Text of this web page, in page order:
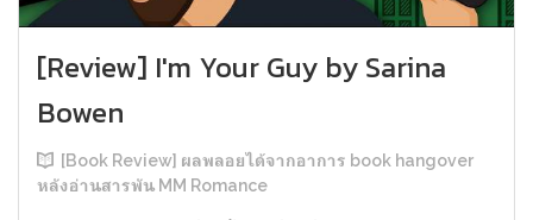
[Review] I'm Your Guy by Sarina
Bowen
[Book Review] ผลพลอยได้จากอาการ book hangover
หลังอ่านสารพัน MM Romance